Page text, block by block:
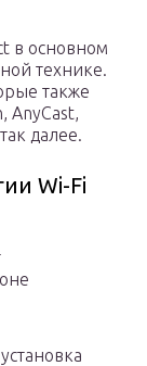
в основном
технике.
также
AnyCast,
далее.
Wi-Fi